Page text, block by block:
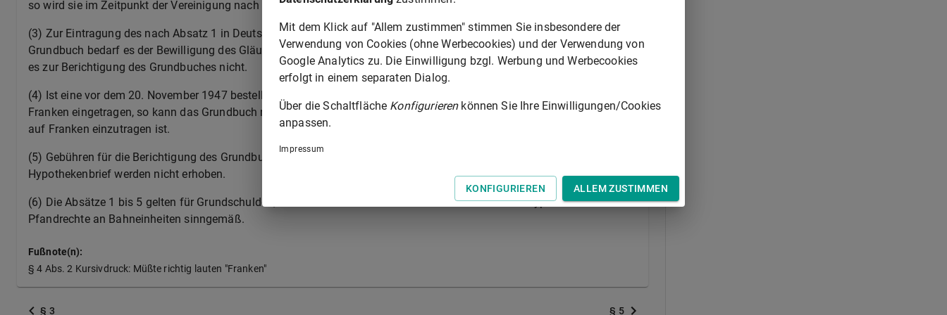
so wird sie im Zeitpunkt der Vereinigung nach Absatz 1 auf Deutsche Mark umgestellt.
(3) Zur Eintragung des nach Absatz 1 in Deutscher Mark sich ergebenden Nennbetrages einer Hypothek in das
Grundbuch bedarf es der Bewilligung des Gläubigers und des Eigentümers. Der Vorlegung des Hypothekenbriefes bedarf
es zur Berichtigung des Grundbuches nicht.
(4) Ist eine vor dem 20. November 1947 bestellte, auf Franken umgestellte Hypothek im Grundbuch noch nicht in
Franken eingetragen, so kann das Grundbuch nach Absatz 3 berichtigt werden, ohne daß die Umstellung der Hypothek
auf Franken einzutragen ist.
(5) Gebühren für die Berichtigung des Grundbuches und für die Ergänzung des Grundbuchauszuges auf dem
Hypothekenbrief werden nicht erhoben.
(6) Die Absätze 1 bis 5 gelten für Grundschulden, Rentenschulden und Reallasten sowie für Schiffshypotheken und
Pfandrechte an Bahneinheiten sinngemäß.
Fußnote(n):
§ 4 Abs. 2 Kursivdruck: Müßte richtig lauten "Franken"
§ 3 § 5
Mit dem Klick auf "Allem zustimmen" stimmen Sie insbesondere der
Verwendung von Cookies (ohne Werbecookies) und der Verwendung von
Google Analytics zu. Die Einwilligung bzgl. Werbung und Werbecookies
erfolgt in einem separaten Dialog.
Über die Schaltfläche Konfigurierenkönnen Sie Ihre Einwilligungen/Cookies
anpassen.
Impressum
KONFIGURIEREN ALLEM ZUSTIMMEN